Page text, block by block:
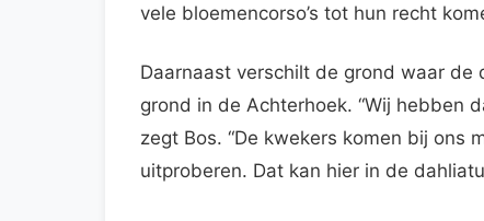
vele bloemencorso’s tot hun recht
Daarnaast verschilt de grond waar de
grond in de Achterhoek. “Wij hebben
zegt Bos. “De kwekers komen bij ons
uitproberen. Dat kan hier in de